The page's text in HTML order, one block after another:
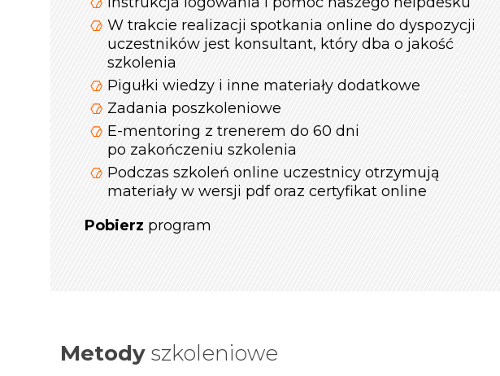
W trakcie realizacji spotkania online do dyspozycji
uczestników jest konsultant, który dba o jakość
szkolenia
Pigułki wiedzy i inne materiały dodatkowe
Zadania poszkoleniowe
E-mentoring z trenerem do 60 dni
po zakończeniu szkolenia
Podczas szkoleń online uczestnicy otrzymują
materiały w wersji pdf oraz certyfikat online
Pobierz program
Metody szkoleniowe